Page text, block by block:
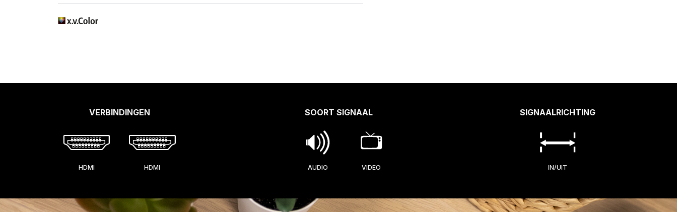
VERBINDINGEN
HDMI HDMI
SOORT SIGNAAL
AUDIO VIDEO
SIGNAALRICHTING
IN/UIT